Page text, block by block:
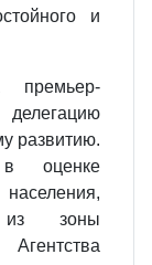
и
премьер-
развитию.
в оценке
из зоны